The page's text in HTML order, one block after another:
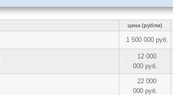
цена (рубли)
1 500 000 руб.
12 000
000 руб.
22 000
000 руб.